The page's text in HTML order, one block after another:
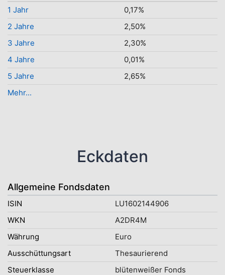
1 Jahr
0,17%
2 Jahre
2,50%
3 Jahre
2,30%
4 Jahre
0,01%
5 Jahre
2,65%
Mehr...
Eckdaten
Allgemeine Fondsdaten
ISIN
LU1602144906
WKN
A2DR4M
Währung
Euro
Ausschüttungsart
Thesaurierend
Steuerklasse
blütenweißer Fonds